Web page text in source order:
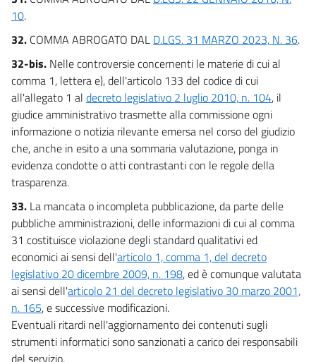
10.
32. COMMA ABROGATO DAL D.LGS. 31 MARZO 2023, N. 36.
32-bis. Nelle controversie concernenti le materie di cui al
comma 1, lettera e), dell'articolo 133 del codice di cui
all'allegato 1 al decreto legislativo 2 luglio 2010, n. 104, il
giudice amministrativo trasmette alla commissione ogni
informazione o notizia rilevante emersa nel corso del giudizio
che, anche in esito a una sommaria valutazione, ponga in
evidenza condotte o atti contrastanti con le regole della
trasparenza.
33. La mancata o incompleta pubblicazione, da parte delle
pubbliche amministrazioni, delle informazioni di cui al comma
31 costituisce violazione degli standard qualitativi ed
economici ai sensi dell'articolo 1, comma 1, del decreto
legislativo 20 dicembre 2009, n. 198, ed è comunque valutata
ai sensi dell'articolo 21 del decreto legislativo 30 marzo 2001,
n. 165, e successive modificazioni.
Eventuali ritardi nell'aggiornamento dei contenuti sugli
strumenti informatici sono sanzionati a carico dei responsabili
del servizio.